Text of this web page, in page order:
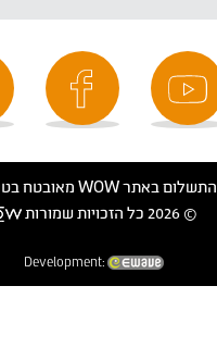
התשלום באתר WOW מאובטח בטכנולוגית SSL
© 2026 כל הזכויות שמורות
Development: